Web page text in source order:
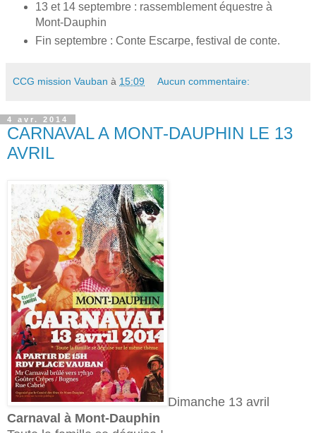
13 et 14 septembre : rassemblement équestre à
Mont-Dauphin
Fin septembre : Conte Escarpe, festival de conte.
CCG mission Vauban à 15:09 Aucun commentaire:
4 avr. 2014
CARNAVAL A MONT-DAUPHIN LE 13
AVRIL
Dimanche 13 avril
Carnaval à Mont-Dauphin